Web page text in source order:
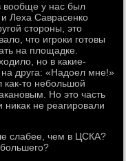
вообще у нас был
Леха Саврасенко
стороны, это
что игроки готовы
на площадке.
но в какие-
друга: «Надоел мне!»
то небольшой
Но это часть
не реагировали
слабее, чем в ЦСКА?